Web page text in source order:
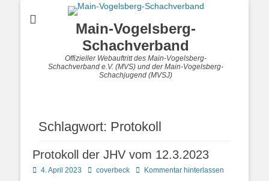
Main-Vogelsberg-
Schachverband
Offizieller Webauftritt des Main-Vogelsberg-
Schachverband e.V. (MVS) und der Main-Vogelsberg-
Schachjugend (MVSJ)
Schlagwort: Protokoll
Protokoll der JHV vom 12.3.2023
Posted
4. April 2023 Autorcoverbeck
Kommentar hinterlassen